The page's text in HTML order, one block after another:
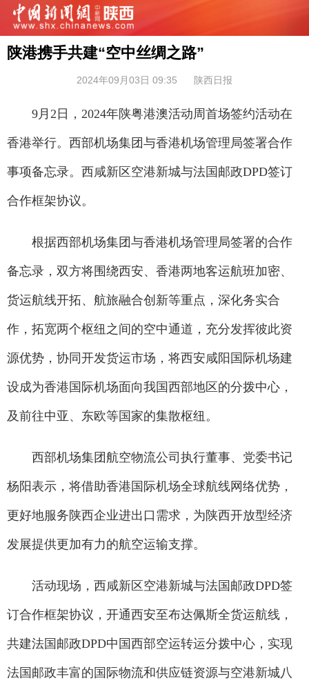
陕港携手共建“空中丝绸之路”
2024年09月03日 09:35 陕西日报
9月2日，2024年陕粤港澳活动周首场签约活动在
香港举行。西部机场集团与香港机场管理局签署合作
事项备忘录。西咸新区空港新城与法国邮政DPD签订
合作框架协议。
根据西部机场集团与香港机场管理局签署的合作
备忘录，双方将围绕西安、香港两地客运航班加密、
货运航线开拓、航旅融合创新等重点，深化务实合
作，拓宽两个枢纽之间的空中通道，充分发挥彼此资
源优势，协同开发货运市场，将西安咸阳国际机场建
设成为香港国际机场面向我国西部地区的分拨中心，
及前往中亚、东欧等国家的集散枢纽。
西部机场集团航空物流公司执行董事、党委书记
杨阳表示，将借助香港国际机场全球航线网络优势，
更好地服务陕西企业进出口需求，为陕西开放型经济
发展提供更加有力的航空运输支撑。
活动现场，西咸新区空港新城与法国邮政DPD签
订合作框架协议，开通西安至布达佩斯全货运航线，
共建法国邮政DPD中国西部空运转运分拨中心，实现
法国邮政丰富的国际物流和供应链资源与空港新城八